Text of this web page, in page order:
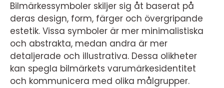
Bilmärkessymboler skiljer sig åt baserat på
deras design, form, färger och övergripande
estetik. Vissa symboler är mer minimalistiska
och abstrakta, medan andra är mer
detaljerade och illustrativa. Dessa olikheter
kan spegla bilmärkets varumärkesidentitet
och kommunicera med olika målgrupper.